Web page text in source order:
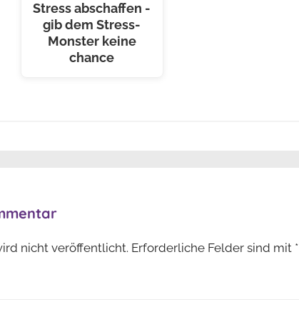
Stress abschaffen -
gib dem Stress-
Monster keine
chance
nicht veröffentlicht. Erforderliche Felder sind mit *